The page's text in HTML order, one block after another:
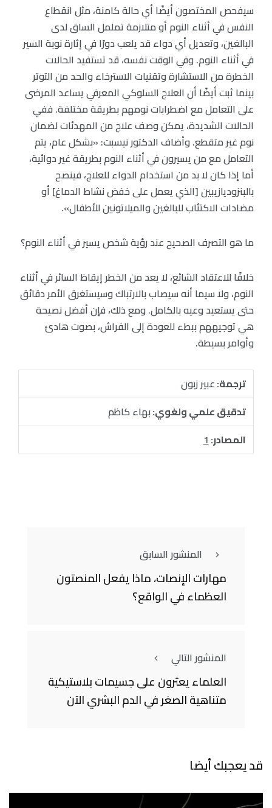
سيفحص المختصون أيضًا أي حالة كامنة، مثل انقطاع
النفس في أثناء النوم أو متلازمة تململ الساق لدى
البالغين، وتعديل أي دواء قد يلعب دورًا في إثارة نوبة السير
في أثناء النوم. وفي الوقت نفسه، قد تستفيد الحالات
الخطرة من الاستشارة وتقنيات الاسترخاء والحد من التوتر
بينما ثبت أيضًا أن العلاج السلوكي المعرفي يساعد المرضى
على التعامل مع اضطرابات نومهم بطريقة مختلفة. ففي
الحالات الشديدة، يمكن وصف علاج من المهدئات لضمان
نوم غير متقطع. وأضاف الدكتور نيسبت: «بشكل عام، يتم
التعامل مع من يسيرون في أثناء النوم بطريقة غير دوائية،
أما إذا كان لا بد من استخدام الدواء للعلاج، فينصح
بالبنزوديازيبين [الذي يعمل على خفض نشاط الدماغ] أو
مضادات الاكتئاب للبالغين والميلاتونين للأطفال».
ما هو التصرف الصحيح عند رؤية شخص يسير في أثناء النوم؟
خلافًا للاعتقاد الشائع، لا يعد من الخطر إيقاظ السائر في أثناء
النوم، ولا سيما أنه سيصاب بالارتباك وسيستغرق الأمر دقائق
حتى يستعيد وعيه بالكامل. ومع ذلك، فإن أفضل نصيحة
هي توجيههم ببطء للعودة إلى الفراش، بصوت هادئ
وأوامر بسيطة.
ترجمة:عبير زبون
تدقيق علمي ولغوي:بهاء كاظم
المصادر:1
المنشور السابق
مهارات الإنصات، ماذا يفعل المنصتون
العظماء في الواقع؟
المنشور التالي
العلماء يعثرون على جسيمات بلاستيكية
متناهية الصغر في الدم البشري الآن
قد يعجبك أيضا